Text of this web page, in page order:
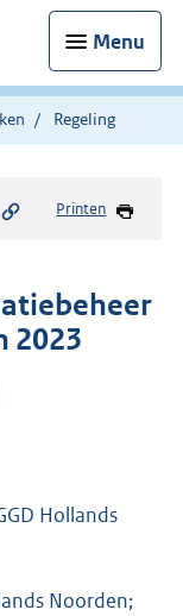
Menu
Regeling
Printen
2023
Hollands
Noorden;